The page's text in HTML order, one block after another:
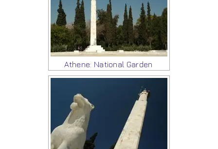
Athene: National Garden